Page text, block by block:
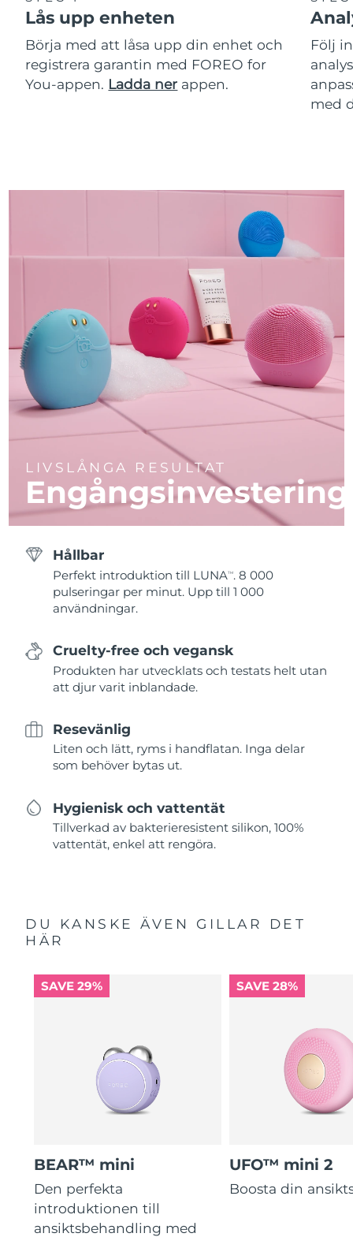
Lås upp enheten
Börja med att låsa upp din enhet och
registrera garantin med FOREO for
You-appen. Ladda ner appen.
Följ
med
LIVSLÅNGA RESULTAT
Engångsinvestering
Hållbar
Perfekt introduktion till LUNATM . 8 000
pulseringar per minut. Upp till 1 000
användningar.
Cruelty-free och vegansk
Produkten har utvecklats och testats helt utan
att djur varit inblandade.
Resevänlig
Liten och lätt, ryms i handflatan. Inga delar
som behöver bytas ut.
Hygienisk och vattentät
Tillverkad av bakterieresistent silikon, 100%
vattentät, enkel att rengöra.
DU KANSKE ÄVEN GILLAR DET
HÄR
SAVE 29%
BEAR™ mini
Den perfekta
introduktionen till
ansiktsbehandling med
SAVE 28%
UFO™ mini 2
Boosta din